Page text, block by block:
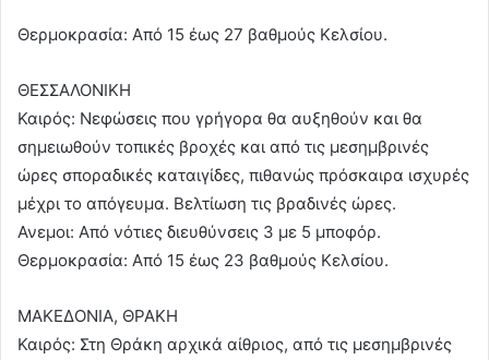
Θερμοκρασία: Από 15 έως 27 βαθμούς Κελσίου.
ΘΕΣΣΑΛΟΝΙΚΗ
Καιρός: Νεφώσεις που γρήγορα θα αυξηθούν και θα
σημειωθούν τοπικές βροχές και από τις μεσημβρινές
ώρες σποραδικές καταιγίδες, πιθανώς πρόσκαιρα ισχυρές
μέχρι το απόγευμα. Βελτίωση τις βραδινές ώρες.
Ανεμοι: Από νότιες διευθύνσεις 3 με 5 μποφόρ.
Θερμοκρασία: Από 15 έως 23 βαθμούς Κελσίου.
ΜΑΚΕΔΟΝΙΑ, ΘΡΑΚΗ
Καιρός: Στη Θράκη αρχικά αίθριος, από τις μεσημβρινές